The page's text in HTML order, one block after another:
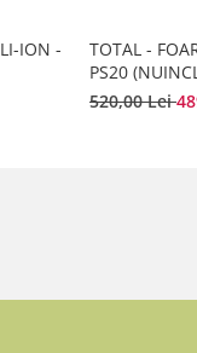
ION -
TOTAL -
PS20
520,00 Lei